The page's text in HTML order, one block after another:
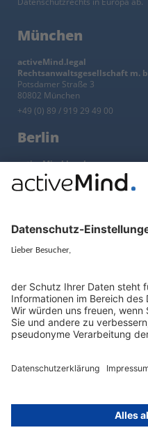
München
activeMind.legal
Rechtsanwaltsgesellschaft m.
Potsdamer Straße 3
80802 München
+49 (0) 89 / 919 29 49 00
Berlin
activeMind.legal
Rechtsanwaltsgesellschaft m. b.
Kurfürstendamm 56
Services
EU-Vertreter
Konzern-Datenschutz
Künstliche Intelligenz
Hinweisgebersystem mit